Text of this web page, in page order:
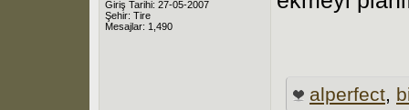
Giriş Tarihi: 27-05-2007
Şehir: Tire
Mesajlar: 1,490
alperfect,